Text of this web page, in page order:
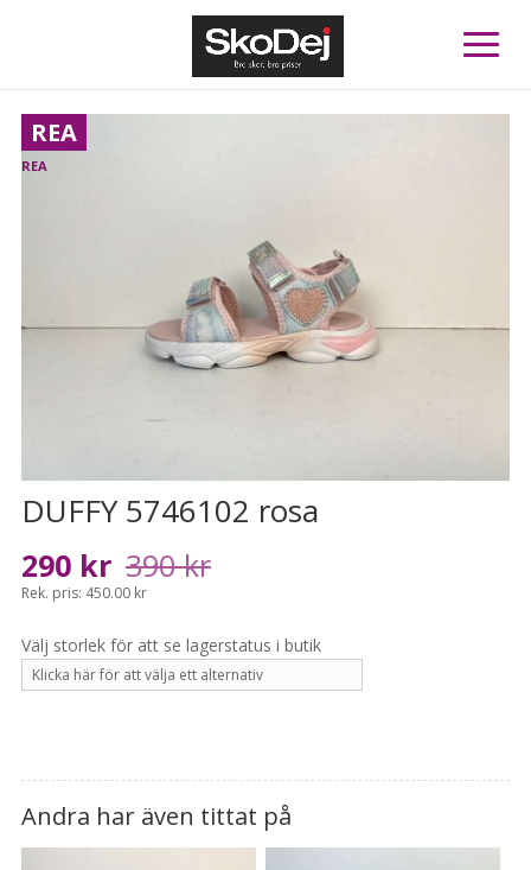
REA
DUFFY 5746102 rosa
390kr
var:
390 kr.
290 kr
är:
290 kr.
Rek. pris: 450.00 kr
Andra har även tittat på